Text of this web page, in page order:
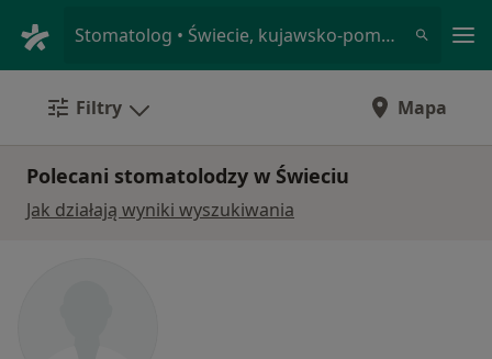
Stomatolog • Świecie, kujawsko-pomorskie
Filtry Mapa
Polecani stomatolodzy w Świeciu
Jak działają wyniki wyszukiwania